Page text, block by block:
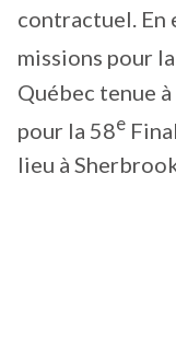
contractuel. En
missions pour
Québec tenue
pour la 58e
lieu à